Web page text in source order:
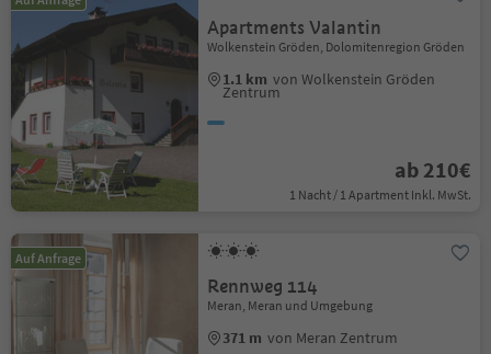
Apartments Valantin
Wolkenstein Gröden, Dolomitenregion Gröden
1.1 km von Wolkenstein Gröden
Zentrum
ab 210€
1 Nacht / 1 Apartment Inkl. MwSt.
Auf Anfrage
Rennweg 114
Meran, Meran und Umgebung
371 m von Meran Zentrum